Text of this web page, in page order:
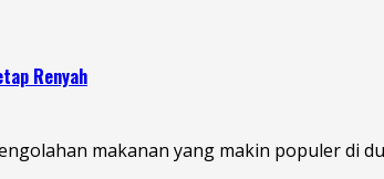
Renyah
makanan yang makin populer di